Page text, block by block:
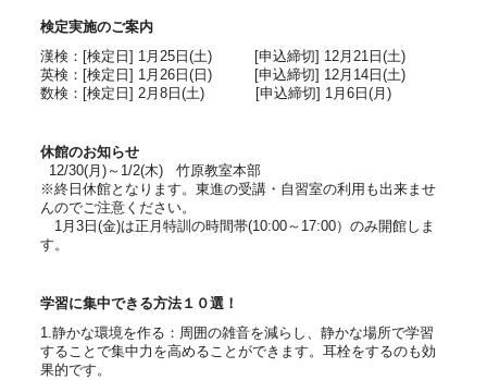
検定実施のご案内
漢検：[検定日] 1月25日(土) [申込締切] 12月21日(土)
英検：[検定日] 1月26日(日) [申込締切] 12月14日(土)
数検：[検定日] 2月8日(土) [申込締切] 1月6日(月)
休館のお知らせ
12/30(月)～1/2(木) 竹原教室本部
※終日休館となります。東進の受講・自習室の利用も出来ませ
んのでご注意ください。
1月3日(金)は正月特訓の時間帯(10:00～17:00）のみ開館しま
す。
学習に集中できる方法１０選！
1.静かな環境を作る：周囲の雑音を減らし、静かな場所で学習
することで集中力を高めることができます。耳栓をするのも効
果的です。